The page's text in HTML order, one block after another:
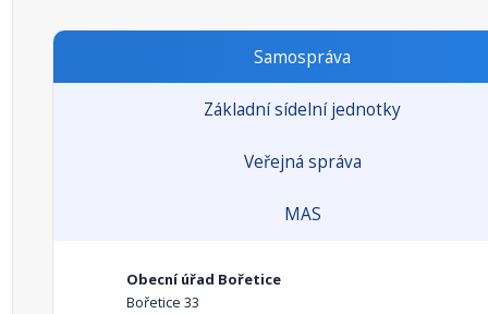
Samospráva
Základní sídelní jednotky
Veřejná správa
MAS
Obecní úřad Bořetice
Bořetice 33